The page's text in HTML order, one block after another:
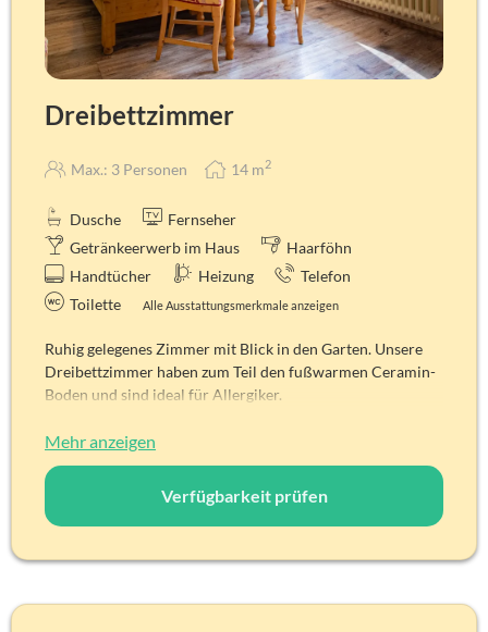
Je nach Zimmer kann die Ausstattung leicht abweichen!
Dreibettzimmer
Max.: 3 Personen 14 m2
Dusche
Fernseher
Getränkeerwerb im Haus
Haarföhn
Handtücher
Heizung
Telefon
Toilette
Alle Ausstattungsmerkmale anzeigen
Ruhig gelegenes Zimmer mit Blick in den Garten. Unsere
Dreibettzimmer haben zum Teil den fußwarmen Ceramin-
Boden und sind ideal für Allergiker.
Zimmerdetails
Gesamtbelegung: 3 Personen
Betten: Doppelbett 180 x 200 cm und Canapé /
Schlafcouch (Federkern und Lattenrost, 80 x 200 cm)
Verdunklungsmöglichkeit
Mehr anzeigen
Verfügbarkeit prüfen